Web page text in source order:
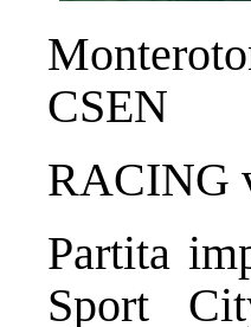
CSEN
RACING
Partita
Sport